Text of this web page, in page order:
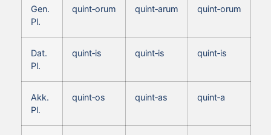
Gen.
Pl.
quint‑orum quint‑arum quint‑orum
Dat.
Pl.
quint‑is quint‑is quint‑is
Akk.
Pl.
quint‑os quint‑as quint‑a